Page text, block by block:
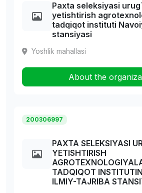
Paxta seleksiyasi
yetishtirish
tadqiqot instituti
stansiyasi
Yoshlik mahallasi
About the
200306997
PAXTA SELEKSIYASI
YETISHTIRISH
TADQIQOT
ILMIY-TAJRIBA